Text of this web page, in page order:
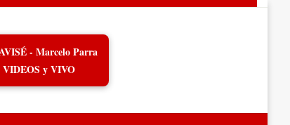
- Marcelo Parra
VIDEOS y VIVO